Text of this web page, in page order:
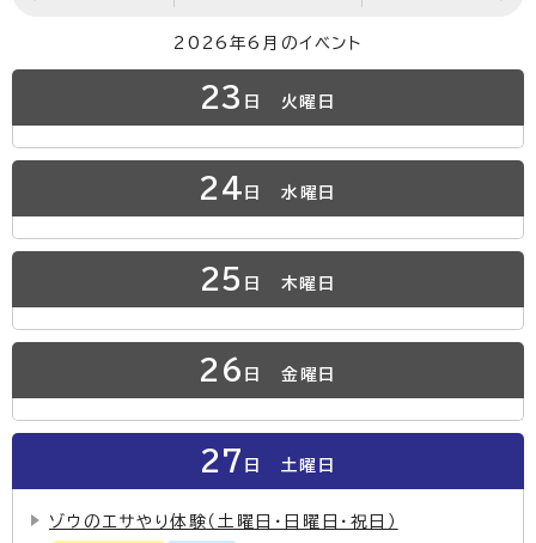
2026年6月のイベント
23 日 火曜日
24 日 水曜日
25 日 木曜日
26 日 金曜日
27 日 土曜日
ゾウのエサやり体験（土曜日・日曜日・祝日）